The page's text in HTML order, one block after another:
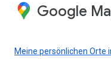
Google
Meine persönlichen Orte